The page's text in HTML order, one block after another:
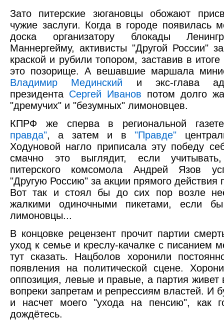
Зато питерские зюгановцы обожают
чужие заслуги. Когда в городе появилась
доска организатору блокады
Маннергейму, активисты "Другой России"
краской и рубили топором, заставив в итоге
это позорище. А вешавшие маршала
Владимир Мединский и экс-глава
президента Сергей Иванов потом долго
"дремучих" и "безумных" лимоновцев.
КПРФ же сперва в региональной
правда", а затем и в"Правде"
Ходуновой нагло приписала эту победу
смачно это выглядит, если
питерского комсомола Андрей Язов
"Другую Россию" за акции прямого действия
Вот так и стоял бы до сих пор возле
жалкими одиночными пикетами, если
лимоновцы...
В концовке рецензент прочит партии
уход к семье и креслу-качалке с писанием
тут сказать. Нацболов хоронили
появления на политической сцене.
оппозиция, левые и правые, а партия живет
вопреки запретам и репрессиям властей. И
и насчет моего "ухода на пенсию", как
дождётесь.